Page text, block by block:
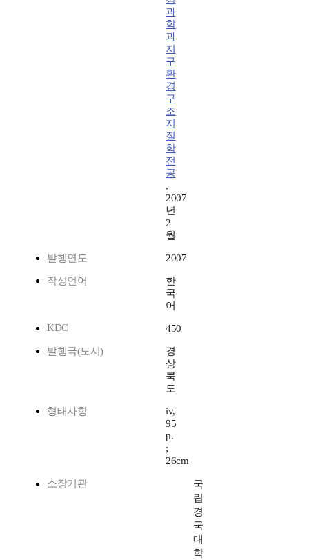
과
학
과
지
구
환
경
구
조
지
질
학
전
공
,
2007
년
2
월
발행연도 2007
작성언어
한
국
어
KDC
450
발행국(도시)
경
상
북
도
형태사항
iv,
95
p.
;
26cm
소장기관
국
립
경
국
대
학